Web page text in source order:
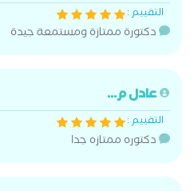
التقييم :
دكتورة ممتازة ومستمعة جيدة
عادل م...
التقييم :
دكتوره ممتازه جدا